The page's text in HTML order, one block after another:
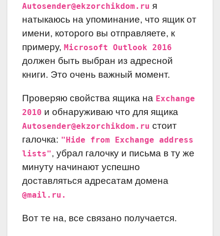
Autosender@ekzorchikdom.ru я
натыкаюсь на упоминание, что ящик от
имени, которого вы отправляете, к
примеру, Microsoft Outlook 2016
должен быть выбран из адресной
книги. Это очень важный момент.
Проверяю свойства ящика на Exchange
2010 и обнаруживаю что для ящика
Autosender@ekzorchikdom.ru стоит
галочка: "Hide from Exchange address
lists", убрал галочку и письма в ту же
минуту начинают успешно
доставляться адресатам домена
@mail.ru.
Вот те на, все связано получается.